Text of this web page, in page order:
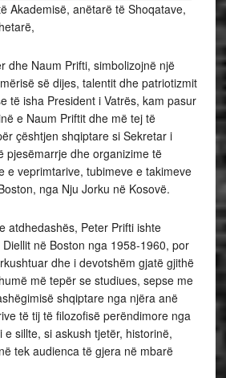
Akademisë, anëtarë të Shoqatave,
dhe Naum Prifti, simbolizojnë një
së dijes, talentit dhe patriotizmit
të isha President i Vatrës, kam pasur
e Naum Priftit dhe më tej të
çështjen shqiptare si Sekretar i
pjesëmarrje dhe organizime të
e veprimtarive, tubimeve e takimeve
nga Nju Jorku në Kosovë.
atdhedashës, Peter Prifti ishte
në Boston nga 1958-1960, por
dhe i devotshëm gjatë gjithë
më tepër se studiues, sepse me
shqiptare nga njëra anë
të tij të filozofisë perëndimore nga
e sillte, si askush tjetër, historinë,
tek audienca të gjera në mbarë